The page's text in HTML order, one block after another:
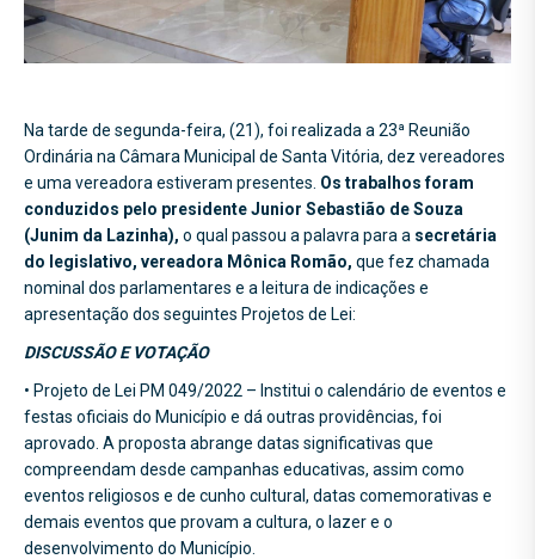
Na tarde de segunda-feira, (21), foi realizada a 23ª Reunião
Ordinária na Câmara Municipal de Santa Vitória, dez vereadores
e uma vereadora estiveram presentes. Os trabalhos foram
conduzidos pelo presidente Junior Sebastião de Souza
(Junim da Lazinha), o qual passou a palavra para a secretária
do legislativo, vereadora Mônica Romão, que fez chamada
nominal dos parlamentares e a leitura de indicações e
apresentação dos seguintes Projetos de Lei:
DISCUSSÃO E VOTAÇÃO
• Projeto de Lei PM 049/2022 – Institui o calendário de eventos e
festas oficiais do Município e dá outras providências, foi
aprovado. A proposta abrange datas significativas que
compreendam desde campanhas educativas, assim como
eventos religiosos e de cunho cultural, datas comemorativas e
demais eventos que provam a cultura, o lazer e o
desenvolvimento do Município.